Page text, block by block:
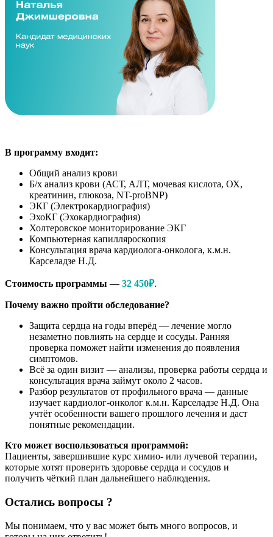
В программу входит:
Общий анализ крови
Б/х анализ крови (АСТ, АЛТ, мочевая кислота, ОХ,
креатинин, глюкоза, NT-proBNP)
ЭКГ (Электрокардиография)
ЭхоКГ (Эхокардиография)
Холтеровское мониторирование ЭКГ
Компьютерная капилляроскопия
Консультация врача кардиолога-онколога, к.м.н.
Карселадзе Н.Д.
Стоимость программы —32 450₽.
Почему важно пройти обследование?
Защита сердца на годы вперёд — лечение могло
незаметно повлиять на сердце и сосуды. Ранняя
проверка поможет найти изменения до появления
симптомов.
Всё за один визит — анализы, проверка работы сердца и
консультация врача займут около 2 часов.
Разбор результатов от профильного врача — данные
изучает кардиолог-онколог к.м.н. Карселадзе Н.Д. Она
учтёт особенности вашего прошлого лечения и даст
понятные рекомендации.
Кто может воспользоваться программой:
Пациенты, завершившие курс химио- или лучевой терапии,
которые хотят проверить здоровье сердца и сосудов и
получить чёткий план дальнейшего наблюдения.
Остались вопросы ?
Мы понимаем, что у вас может быть много вопросов, и